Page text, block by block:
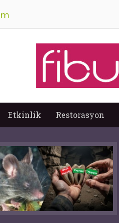
Etkinlik Restorasyon